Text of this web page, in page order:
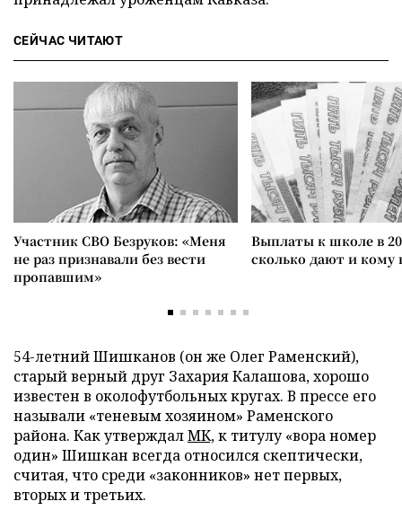
СЕЙЧАС ЧИТАЮТ
Участник СВО Безруков: «Меня
не раз признавали без вести
пропавшим»
Выплаты к школе в
сколько дают и
54-летний Шишканов (он же Олег Раменский),
старый верный друг Захария Калашова, хорошо
известен в околофутбольных кругах. В прессе его
называли «теневым хозяином» Раменского
района. Как утверждалМК,к титулу «вора номер
один» Шишкан всегда относился скептически,
считая, что среди «законников» нет первых,
вторых и третьих.